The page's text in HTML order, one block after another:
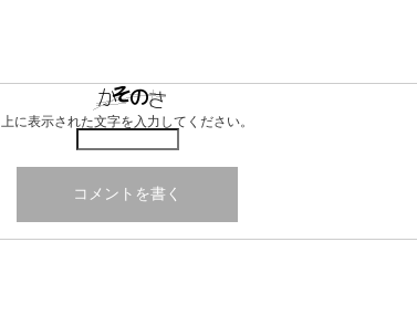
上に表示された文字を入力してください。